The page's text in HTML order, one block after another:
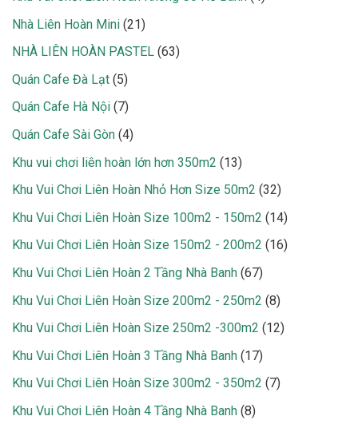
Nhà Liên Hoàn Mini 2121
sản
phẩm
NHÀ LIÊN HOÀN PASTEL 6363
Quán Cafe Đà Lạt 55
sản
phẩm
Quán Cafe Hà Nội 77
sản
phẩm
Quán Cafe Sài Gòn 44
sản
Khu vui chơi liên hoàn lớn hơn 350m2 1313
sản
phẩm
Khu Vui Chơi Liên Hoàn Nhỏ Hơn Size 50m2 3232
sản
phẩm
Khu Vui Chơi Liên Hoàn Size 100m2 - 150m2 1414
sản
phẩm
Khu Vui Chơi Liên Hoàn Size 150m2 - 200m2 1616
Khu Vui Chơi Liên Hoàn 2 Tầng Nhà Banh 6767
sản
phẩm
Khu Vui Chơi Liên Hoàn Size 200m2 - 250m2 88
sản
phẩm
Khu Vui Chơi Liên Hoàn Size 250m2 -300m2 1212
Khu Vui Chơi Liên Hoàn 3 Tầng Nhà Banh 1717
sản
phẩm
Khu Vui Chơi Liên Hoàn Size 300m2 - 350m2 77
Khu Vui Chơi Liên Hoàn 4 Tầng Nhà Banh 88